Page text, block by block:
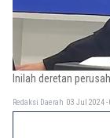
Inilah deretan
Redaksi Daerah 03 Jul 2024 -